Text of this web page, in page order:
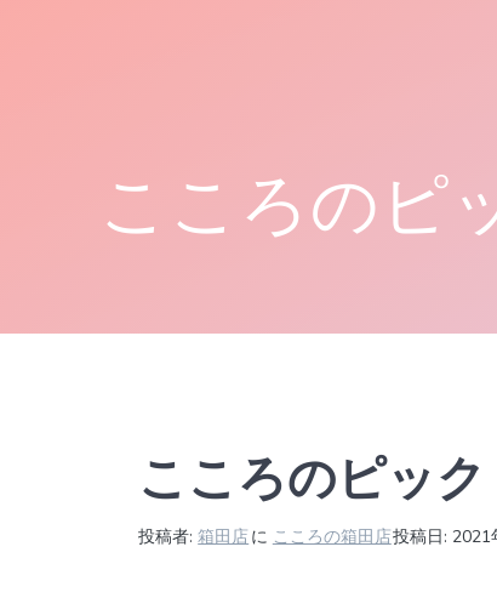
こころのピ
こころのピック
投稿者:箱田店 に こころの箱田店投稿日: 2021